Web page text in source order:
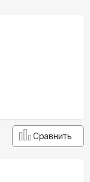
Сравнить